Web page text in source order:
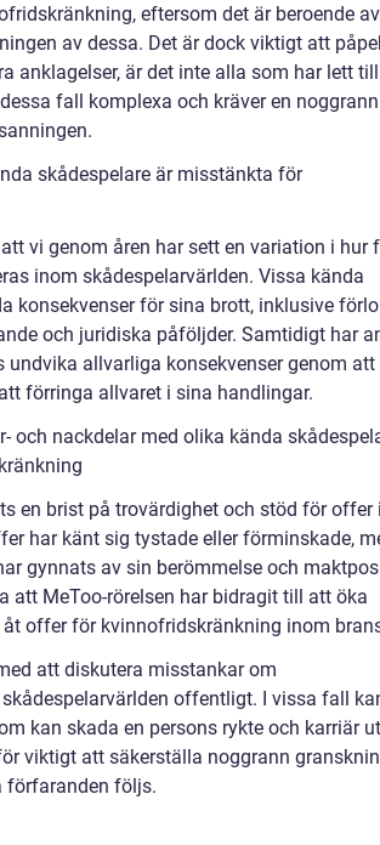
eftersom det är beroende av
av dessa. Det är dock viktigt att
anklagelser, är det inte alla som har lett
fall komplexa och kräver en noggrann
skådespelare är misstänkta för
vi genom åren har sett en variation i hur
inom skådespelarvärlden. Vissa kända
konsekvenser för sina brott, inklusive
och juridiska påföljder. Samtidigt har
undvika allvarliga konsekvenser genom
förringa allvaret i sina handlingar.
och nackdelar med olika kända
en brist på trovärdighet och stöd för offer
har känt sig tystade eller förminskade,
gynnats av sin berömmelse och
att MeToo-rörelsen har bidragit till att öka
offer för kvinnofridskränkning inom
att diskutera misstankar om
offentligt. I vissa fall
kan skada en persons rykte och karriär
viktigt att säkerställa noggrann
förfaranden följs.